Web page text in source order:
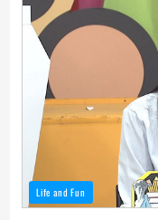
Life and Fun